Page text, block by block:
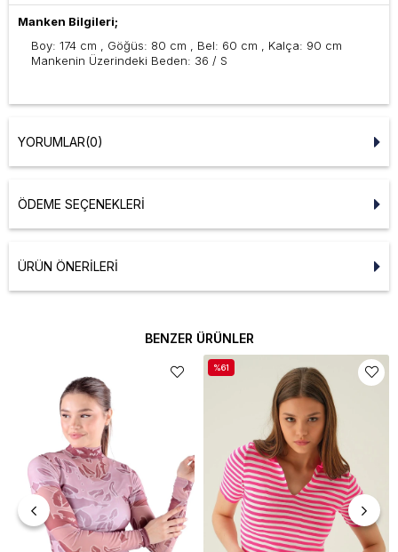
Manken Bilgileri;
Boy: 174 cm , Göğüs: 80 cm , Bel: 60 cm , Kalça: 90 cm
Mankenin Üzerindeki Beden: 36 / S
YORUMLAR(0)
ÖDEME SEÇENEKLERI
ÜRÜN ÖNERILERI
BENZER ÜRÜNLER
%61